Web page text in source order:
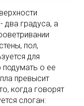
два градуса, а
пол,
для
подумать о ее
превысит
когда говорят
слоган: